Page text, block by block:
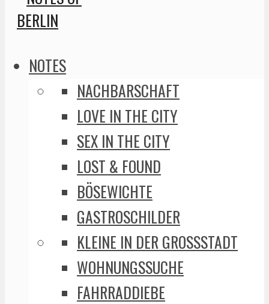
NOTES
NACHBARSCHAFT
LOVE IN THE CITY
SEX IN THE CITY
LOST & FOUND
BÖSEWICHTE
GASTROSCHILDER
KLEINE IN DER GROSSSTADT
WOHNUNGSSUCHE
FAHRRADDIEBE